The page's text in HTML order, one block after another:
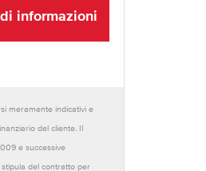
informazioni
meramente indicativi e
del cliente. Il
e successive
del contratto per